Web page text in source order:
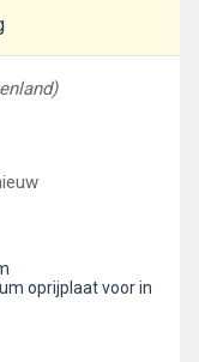
oprijplaat voor in